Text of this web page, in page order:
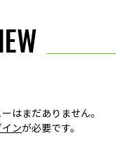
はまだありません。
ンが必要です。